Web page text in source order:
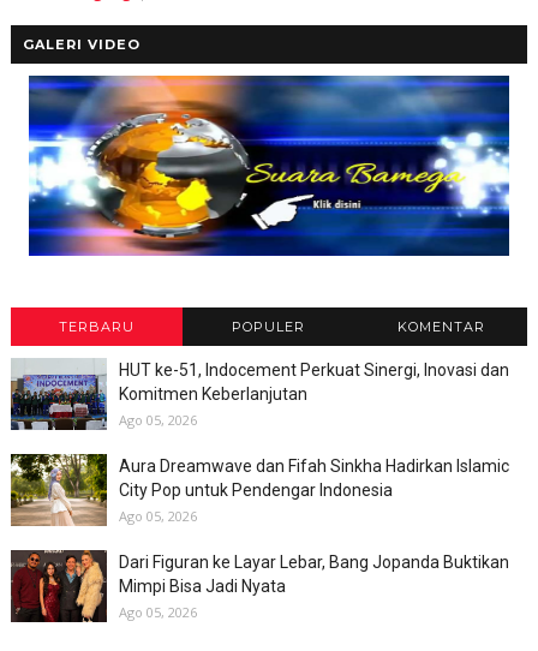
GALERI VIDEO
TERBARU POPULER KOMENTAR
HUT ke-51, Indocement Perkuat Sinergi, Inovasi dan
Komitmen Keberlanjutan
Ago 05, 2026
Aura Dreamwave dan Fifah Sinkha Hadirkan Islamic
City Pop untuk Pendengar Indonesia
Ago 05, 2026
Dari Figuran ke Layar Lebar, Bang Jopanda Buktikan
Mimpi Bisa Jadi Nyata
Ago 05, 2026